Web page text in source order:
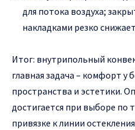
для потока воздуха;
накладками резко
Итог: внутрипольный
главная задача – комфорт у
пространства и эстетики.
достигается при выборе по
привязке к линии